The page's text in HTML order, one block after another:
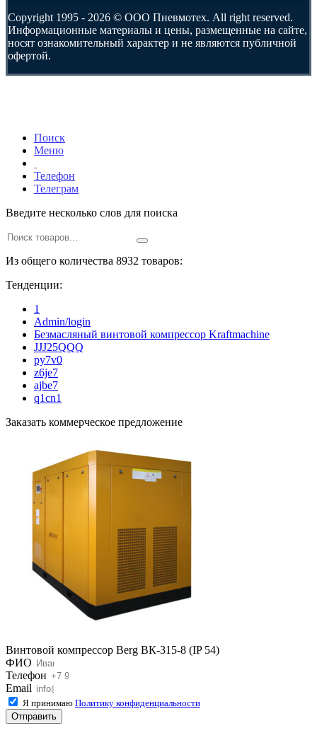
Copyright 1995 - 2026 © ООО Пневмотех. All right reserved.
Информационные материалы и цены, размещенные на сайте,
носят ознакомительный характер и не являются публичной
офертой.
Поиск
Меню
Телефон
Телеграм
Введите несколько слов для поиска
Из общего количества 8932 товаров:
Тенденции:
1
Admin/login
Безмасляный винтовой компрессор Kraftmaсhine
JJJ25QQQ
py7v0
z6je7
ajbe7
q1cn1
Заказать коммерческое предложение
Винтовой компрессор Berg ВК-315-8 (IP 54)
ФИО
Телефон
Email
Я принимаю Политику конфиденциальности
Отправить